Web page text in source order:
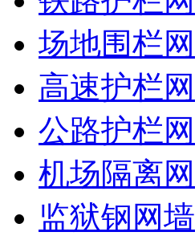
场地围栏网
高速护栏网
公路护栏网
机场隔离网
监狱钢网墙